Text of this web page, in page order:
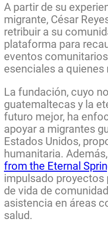
A partir de su
migrante, César
retribuir a su
plataforma para
eventos
esenciales a
La fundación, cuyo
guatemaltecas y la
futuro mejor, ha
apoyar a migrantes
Estados Unidos,
humanitaria.
from the Eternal
impulsado proyectos
de vida de
asistencia en áreas
salud.